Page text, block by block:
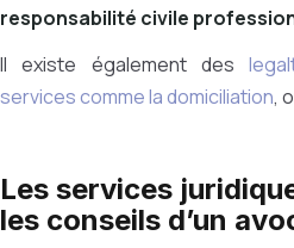
responsabilité civile
Il existe également des
services comme la domiciliation,
Les services
les conseils d’un